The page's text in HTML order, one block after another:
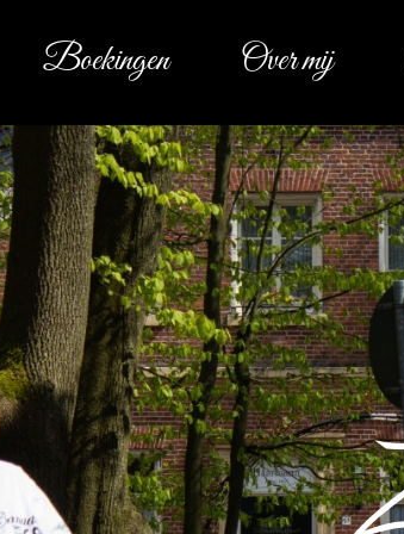
Boekingen Over mij